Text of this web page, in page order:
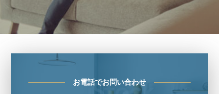
お電話でお問い合わせ